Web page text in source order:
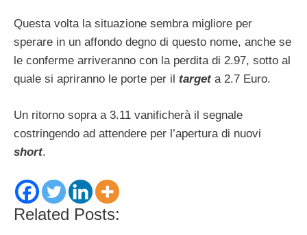
Questa volta la situazione sembra migliore per
sperare in un affondo degno di questo nome, anche se
le conferme arriveranno con la perdita di 2.97, sotto al
quale si apriranno le porte per il target a 2.7 Euro.
Un ritorno sopra a 3.11 vanificherà il segnale
costringendo ad attendere per l’apertura di nuovi
short.
Related Posts: